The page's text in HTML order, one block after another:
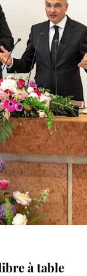
à table